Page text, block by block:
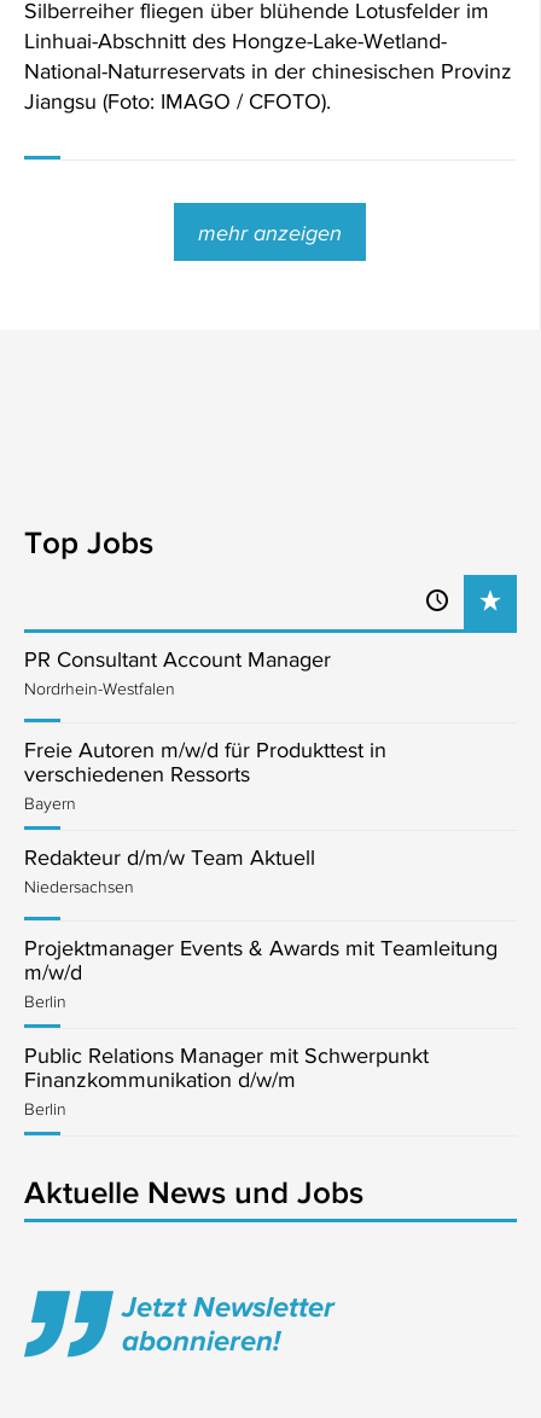
Silberreiher fliegen über blühende Lotusfelder im
Linhuai-Abschnitt des Hongze-Lake-Wetland-
National-Naturreservats in der chinesischen Provinz
Jiangsu (Foto: IMAGO / CFOTO).
mehr anzeigen
Top Jobs
PR Consultant Account Manager
Nordrhein-Westfalen
Freie Autoren m/w/d für Produkttest in
verschiedenen Ressorts
Bayern
Redakteur d/m/w Team Aktuell
Niedersachsen
Projektmanager Events & Awards mit Teamleitung
m/w/d
Berlin
Public Relations Manager mit Schwerpunkt
Finanzkommunikation d/w/m
Berlin
Aktuelle News und Jobs
Jetzt Newsletter
abonnieren!